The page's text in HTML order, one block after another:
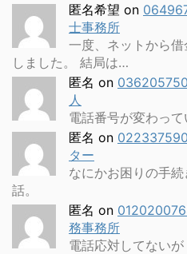
匿名希望 on
士事務所
一度、ネットから
しました。 結局は…
匿名 on
人
電話番号が変わって
匿名 on
ター
なにかお困りの手
話。
匿名 on
務事務所
電話応対してないが